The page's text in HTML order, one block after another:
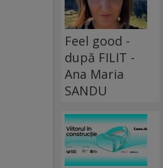
Feel good -
după FILIT -
Ana Maria
SANDU